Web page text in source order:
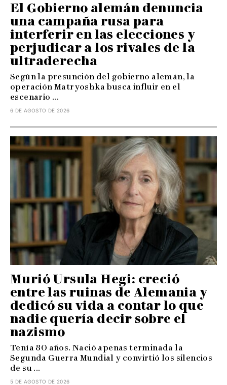
El Gobierno alemán denuncia
una campaña rusa para
interferir en las elecciones y
perjudicar a los rivales de la
ultraderecha
Según la presunción del gobierno alemán, la
operación Matryoshka busca influir en el
escenario ...
6 DE AGOSTO DE 2026
Murió Ursula Hegi: creció
entre las ruinas de Alemania y
dedicó su vida a contar lo que
nadie quería decir sobre el
nazismo
Tenía 80 años. Nació apenas terminada la
Segunda Guerra Mundial y convirtió los silencios
de su ...
5 DE AGOSTO DE 2026